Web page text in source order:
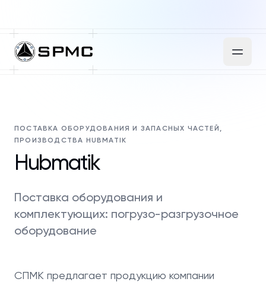
ПОСТАВКА ОБОРУДОВАНИЯ И ЗАПАСНЫХ ЧАСТЕЙ,
ПРОИЗВОДСТВА HUBMATIK
Hubmatik
Поставка оборудования и
комплектующих: погрузо-разгрузочное
оборудование
СПМК предлагает продукцию компании